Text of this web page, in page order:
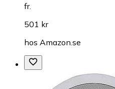
fr.
501 kr
hos Amazon.se